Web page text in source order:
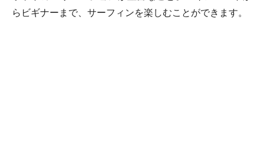
らビギナーまで、サーフィンを楽しむことができます。